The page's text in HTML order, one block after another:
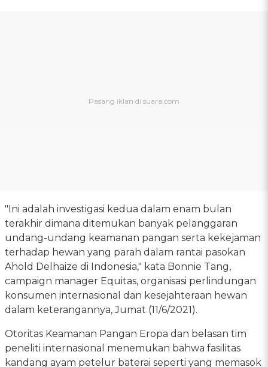
"Ini adalah investigasi kedua dalam enam bulan
terakhir dimana ditemukan banyak pelanggaran
undang-undang keamanan pangan serta kekejaman
terhadap hewan yang parah dalam rantai pasokan
Ahold Delhaize di Indonesia," kata Bonnie Tang,
campaign manager Equitas, organisasi perlindungan
konsumen internasional dan kesejahteraan hewan
dalam keterangannya, Jumat (11/6/2021).
Otoritas Keamanan Pangan Eropa dan belasan tim
peneliti internasional menemukan bahwa fasilitas
kandang ayam petelur baterai seperti yang memasok